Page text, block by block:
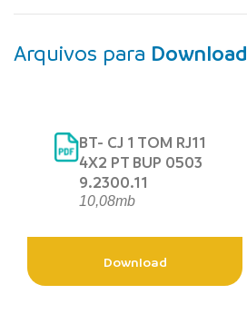
Arquivos para Download
BT- CJ 1 TOM RJ11
4X2 PT BUP 0503
9.2300.11
10,08mb
Download